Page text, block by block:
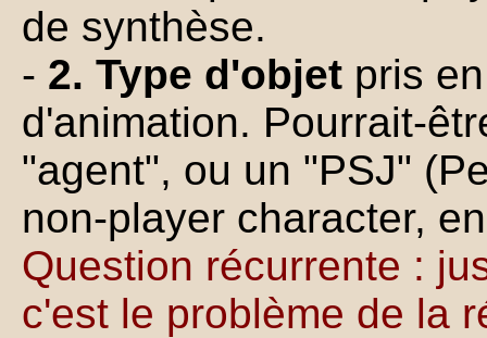
de synthèse.
- 2. Type d'objet pris
d'animation. Pourrait-
"agent", ou un "PSJ"
non-player character,
Question récurrente :
c'est le problème de la